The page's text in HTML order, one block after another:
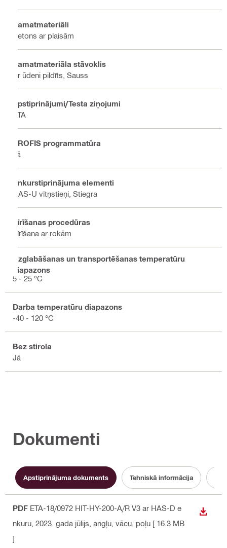
Pamatmateriāli
Betons ar plaisām
Pamatmateriāla stāvoklis
Ar ūdeni pildīts, Sauss
Apstiprinājumi/Testa ziņojumi
ETA
PROFIS programmatūra
Jā
Enkurstiprinājuma elementi
HAS-U vītņstieņi, Stiegra
Tīrīšanas procedūras
Tīrīšana ar rokām
Uzglabāšanas un transportēšanas temperatūru
diapazons
5 - 25 °C
Darba temperatūru diapazons
-40 - 120 °C
Bez stirola
Jā
Dokumenti
Apstiprinājuma dokuments Tehniskā informācija
PDF ETA-18/0972 HIT-HY-200-A/R V3 ar HAS-D e
nkuru, 2023. gada jūlijs , angļu, vācu, poļu [ 16.3 MB
]